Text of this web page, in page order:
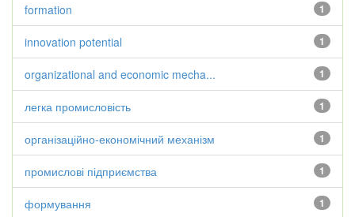
1
formation
1
innovation potential
1
organizational and economic mecha...
1
легка промисловість
1
організаційно-економічний механізм
1
промислові підприємства
1
формування